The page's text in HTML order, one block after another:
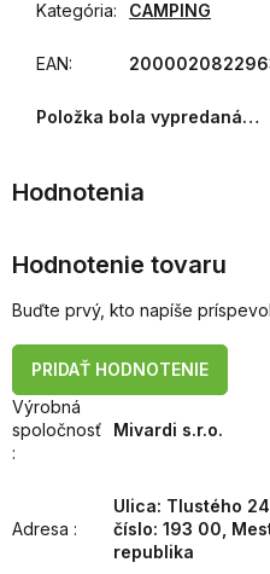
Kategória: CAMPING
EAN:
Položka bola vypredaná…
Hodnotenie tovaru
Buďte prvý, kto napíše
PRIDAŤ HODNOTENIE
Výrobná
spoločnosť
:
Mivardi s.r.o.
Adresa :
Ulica: Tlustého
číslo: 193 00,
republika